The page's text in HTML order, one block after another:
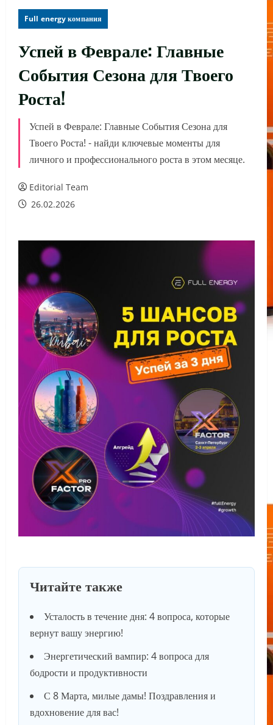
Full energy компания
Успей в Феврале: Главные
События Сезона для Твоего
Роста!
Успей в Феврале: Главные События Сезона для
Твоего Роста! - найди ключевые моменты для
личного и профессионального роста в этом месяце.
Editorial Team
26.02.2026
Читайте также
Усталость в течение дня: 4 вопроса, которые
вернут вашу энергию!
Энергетический вампир: 4 вопроса для
бодрости и продуктивности
С 8 Марта, милые дамы! Поздравления и
вдохновение для вас!